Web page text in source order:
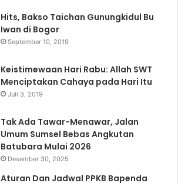
Hits, Bakso Taichan Gunungkidul Bu
Iwan di Bogor
September 10, 2019
Keistimewaan Hari Rabu: Allah SWT
Menciptakan Cahaya pada Hari Itu
Juli 3, 2019
Tak Ada Tawar-Menawar, Jalan
Umum Sumsel Bebas Angkutan
Batubara Mulai 2026
Desember 30, 2025
Aturan Dan Jadwal PPKB Bapenda